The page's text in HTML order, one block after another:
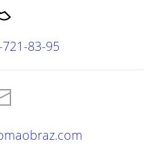
83-95